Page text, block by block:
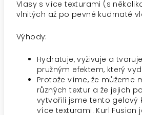
Vlasy s více texturami (s
vlnitých až po pevné kudrnaté
Výhody:
Hydratuje, vyživuje a
pružným efektem, který
Protože víme, že můžeme
různých textur a že jejich
vytvořili jsme tento gelový
více texturami. Kurl Fusion